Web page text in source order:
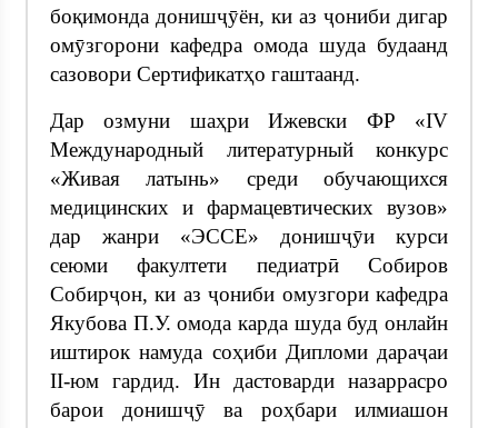
боқимонда донишҷӯён, ки аз ҷониби дигар
омӯзгорони кафедра омода шуда будаанд
сазовори Сертификатҳо гаштаанд.
Дар озмуни шаҳри Ижевски ФР «IV
Международный литературный конкурс
«Живая латынь» среди обучающихся
медицинских и фармацевтических вузов»
дар жанри «ЭССЕ» донишҷӯи курси
сеюми факултети педиатрӣ Собиров
Собирҷон, ки аз ҷониби омузгори кафедра
Якубова П.У. омода карда шуда буд онлайн
иштирок намуда соҳиби Дипломи дараҷаи
II-юм гардид. Ин дастоварди назаррасро
барои донишҷӯ ва роҳбари илмиашон